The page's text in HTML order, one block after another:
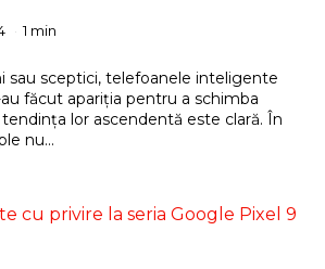
1 min
sau sceptici, telefoanele inteligente
făcut apariția pentru a schimba
lor ascendentă este clară. În
nu...